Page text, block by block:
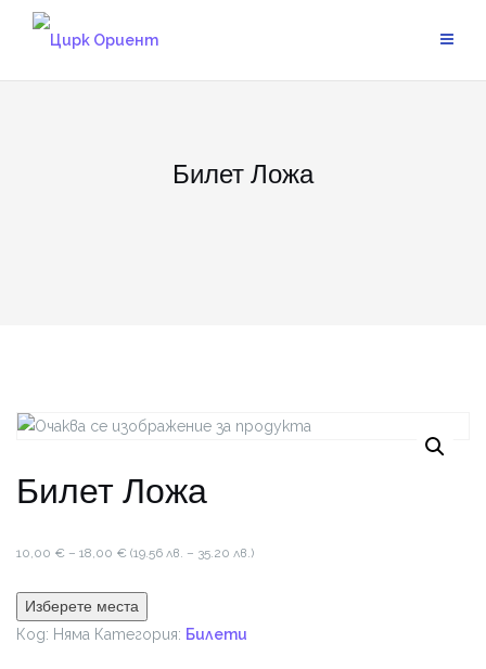
Билет Ложа
Билет Ложа
10,00 € – 18,00 € Price
10,00 €
through
(19.56 лв. – 35.20 лв.)
Изберете места
Код: Няма Категория: Билети